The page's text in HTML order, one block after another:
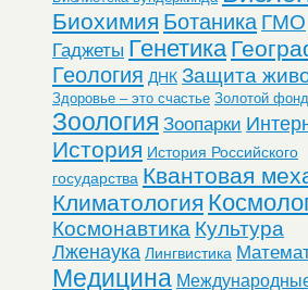
Биохимия Ботаника ГМО
Гаджеты Генетика
Геология ДНК Защита
Здоровье – это счастье Золотой
Зоология Зоопарки
История История Российского
государства Квантовая
Климатология
Космонавтика Культура
Лженаука Лингвистика
Медицина